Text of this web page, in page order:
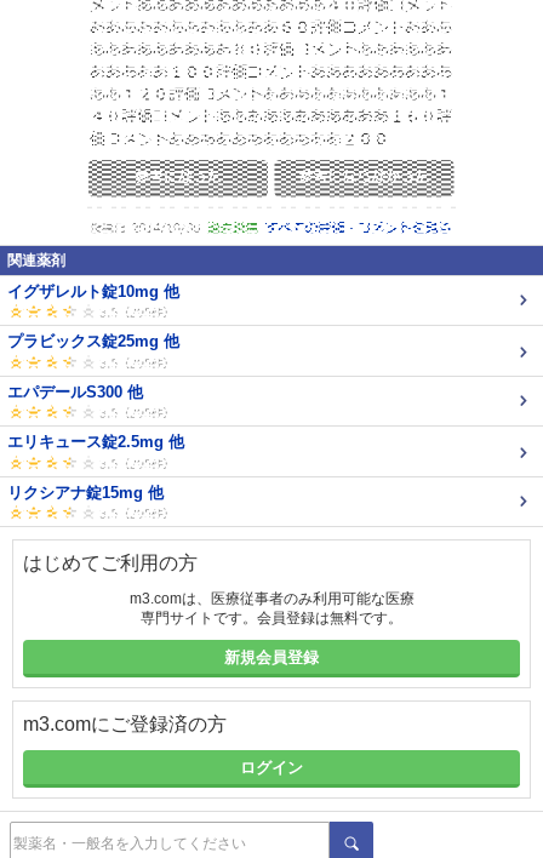
関連薬剤
イグザレルト錠10mg 他
プラビックス錠25mg 他
エパデールS300 他
エリキュース錠2.5mg 他
リクシアナ錠15mg 他
はじめてご利用の方
m3.comは、医療従事者のみ利用可能な医療
専門サイトです。会員登録は無料です。
新規会員登録
m3.comにご登録済の方
ログイン